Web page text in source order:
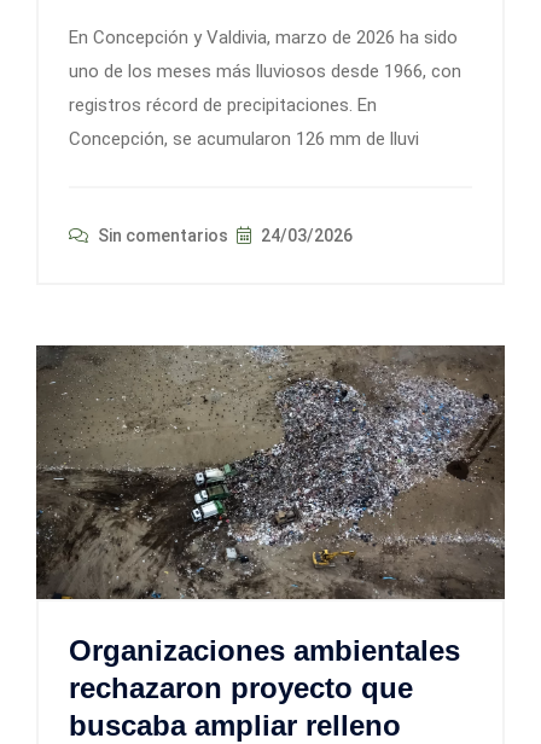
En Concepción y Valdivia, marzo de 2026 ha sido
uno de los meses más lluviosos desde 1966, con
registros récord de precipitaciones. En
Concepción, se acumularon 126 mm de lluvi
Sin comentarios 24/03/2026
Organizaciones ambientales
rechazaron proyecto que
buscaba ampliar relleno